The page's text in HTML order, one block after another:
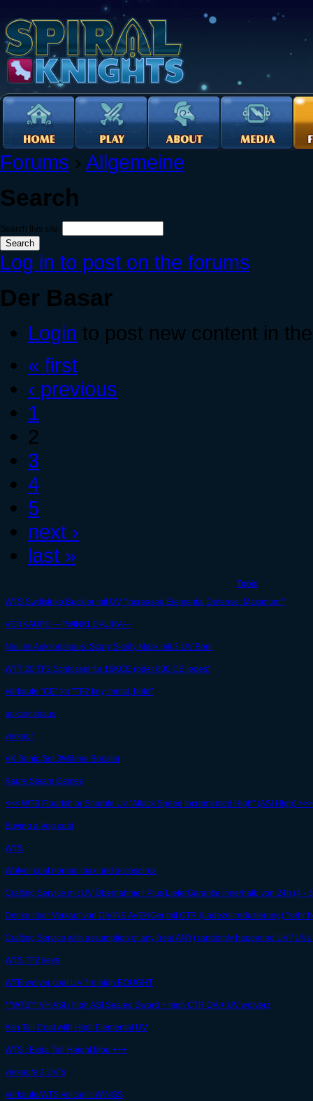
Forums › Allgemeine
Search
Search this site:
Log in to post on the forums
Der Basar
Login to post new content in
« first
‹ previous
1
2
3
4
5
next ›
last »
Topic
WTS Swiftstrike Buckler mit UV "Increased Elemental Defense: Maximum!"
VERKAUFE ---TWINKLE AURA---
Neu im Auktionshaus: Scary Skelly Mask mit 3 UV Boni
WTT 20 TF2 Schlüssel für 16KCE (oder 800 CE jedes)
Verkaufe "CE" for "TF2 key, metal, hüte"
auktionshaus
verkauf
VK Sonic Set 3Wärme Booster
Kaufe Steam Games
<<< WTB Flourish or Snarble Uv "Attack Speed Incremented High" (ASI High) >>>
Buying a Vog coat
WTS
Wolver coat normal max und accesoires
Crafting Service mit UV Übernahme!! Plus LieferGarantie innerhalb von 24h (4 -
Denke über Verkauf von DIVINE AVENGer mit CTR (Ladezeitreduzierung) "sehr
Crafting Service with assumption of any (real ANY) randomly happened UV /
WTS TF2 keys
WTB wolver coat UV fire high BOUGHT
**WTS** VH ASI / high ASI Sealed Sword + high CTR DA + UV wolverz
Ash Tail Coat with High Elemental UV
WTS : Extra Tall Height Mod +++
verkaufe 2 UV´s
Verkaufe/WTS Volcanic WINGS